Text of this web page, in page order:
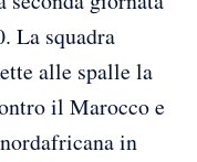
La squadra
alle spalle la
il Marocco e
in